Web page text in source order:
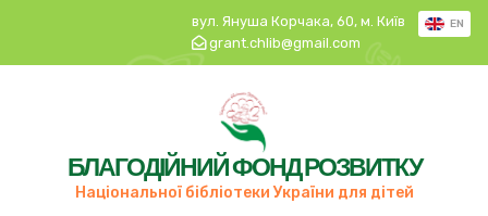
вул. Януша Корчака, 60, м. Київ
grant.chlib@gmail.com
EN
БЛАГОДІЙНИЙ ФОНД РОЗВИТКУ
Національної бібліотеки України для дітей